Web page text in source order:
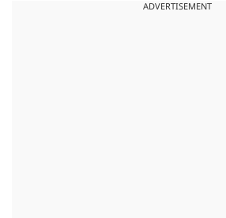
ADVERTISEMENT